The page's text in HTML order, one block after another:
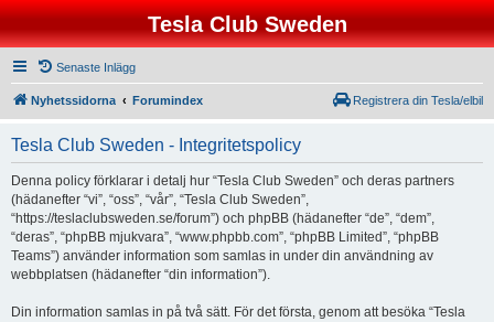
Tesla Club Sweden
Senaste Inlägg
Nyhetssidorna Forumindex Registrera din Tesla/elbil
Tesla Club Sweden - Integritetspolicy
Denna policy förklarar i detalj hur “Tesla Club Sweden” och deras partners
(hädanefter “vi”, “oss”, “vår”, “Tesla Club Sweden”,
“https://teslaclubsweden.se/forum”) och phpBB (hädanefter “de”, “dem”,
“deras”, “phpBB mjukvara”, “www.phpbb.com”, “phpBB Limited”, “phpBB
Teams”) använder information som samlas in under din användning av
webbplatsen (hädanefter “din information”).
Din information samlas in på två sätt. För det första, genom att besöka “Tesla